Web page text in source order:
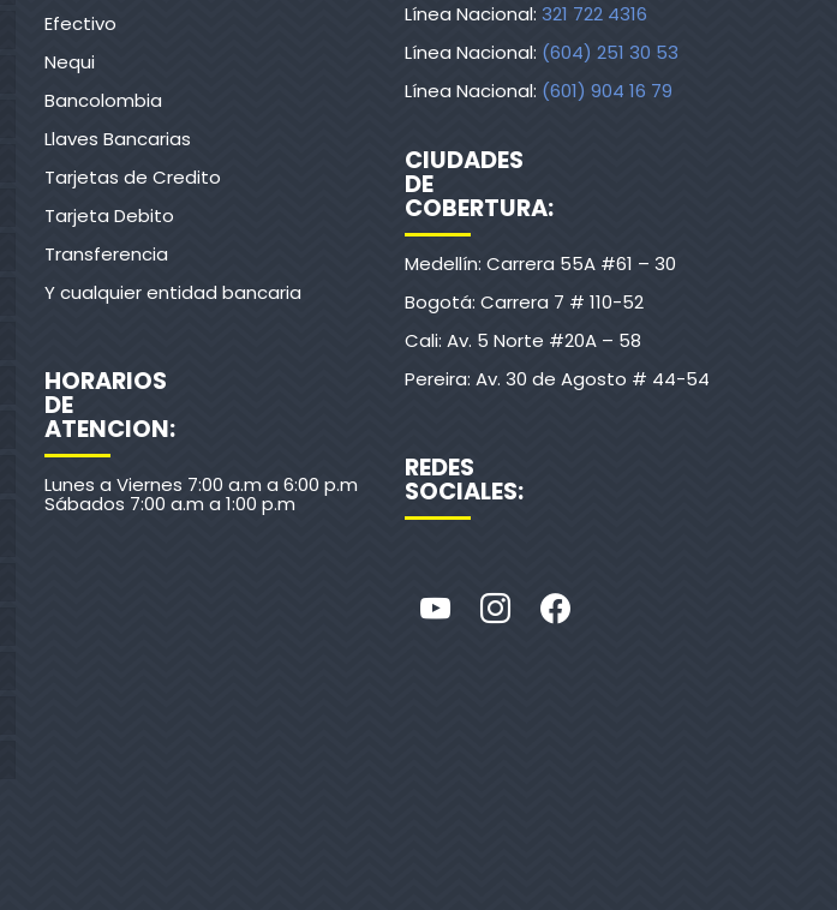
Efectivo
Nequi
Bancolombia
Llaves Bancarias
Tarjetas de Credito
Tarjeta Debito
Transferencia
Y cualquier entidad bancaria
HORARIOS
DE
ATENCION:
Lunes a Viernes 7:00 a.m a 6:00 p.m
Sábados 7:00 a.m a 1:00 p.m
Línea Nacional: 321 722 4316
Línea Nacional: (604) 251 30 53
Línea Nacional: (601) 904 16 79
CIUDADES
DE
COBERTURA:
Medellín: Carrera 55A #61 – 30
Bogotá: Carrera 7 # 110-52
Cali: Av. 5 Norte #20A – 58
Pereira: Av. 30 de Agosto # 44-54
REDES
SOCIALES: